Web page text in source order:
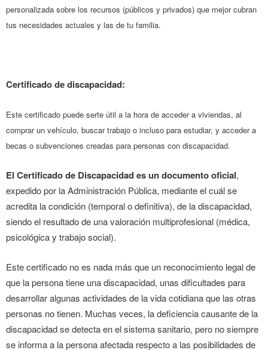
personalizada sobre los recursos (públicos y privados) que mejor cubran
tus necesidades actuales y las de tu familia.
Certificado de discapacidad:
Este certificado puede serte útil a la hora de acceder a viviendas, al
comprar un vehículo, buscar trabajo o incluso para estudiar, y acceder a
becas o subvenciones creadas para personas con discapacidad.
El Certificado de Discapacidad es un documento oficial,
expedido por la Administración Pública, mediante el cuál se
acredita la condición (temporal o definitiva), de la discapacidad,
siendo el resultado de una valoración multiprofesional (médica,
psicológica y trabajo social).
Este certificado no es nada más que un reconocimiento legal de
que la persona tiene una discapacidad, unas dificultades para
desarrollar algunas actividades de la vida cotidiana que las otras
personas no tienen. Muchas veces, la deficiencia causante de la
discapacidad se detecta en el sistema sanitario, pero no siempre
se informa a la persona afectada respecto a las posibilidades de